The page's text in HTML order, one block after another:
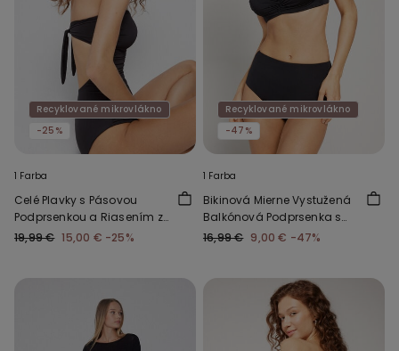
Recyklované mikrovlákno
-25%
1 Farba
Celé Plavky s Pásovou
Podprsenkou a Riasením z
Recyklovaného
19,99 € 15,00 € -25%
Recyklované mikrovlákno
-47%
1 Farba
Bikinová Mierne Vystužená
Balkónová Podprsenka s
Riasením z Recyklovaného
16,99 € 9,00 € -47%